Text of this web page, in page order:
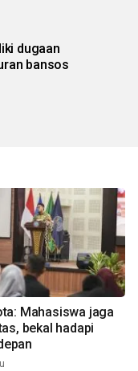
dugaan
bansos
Mahasiswa jaga
bekal hadapi